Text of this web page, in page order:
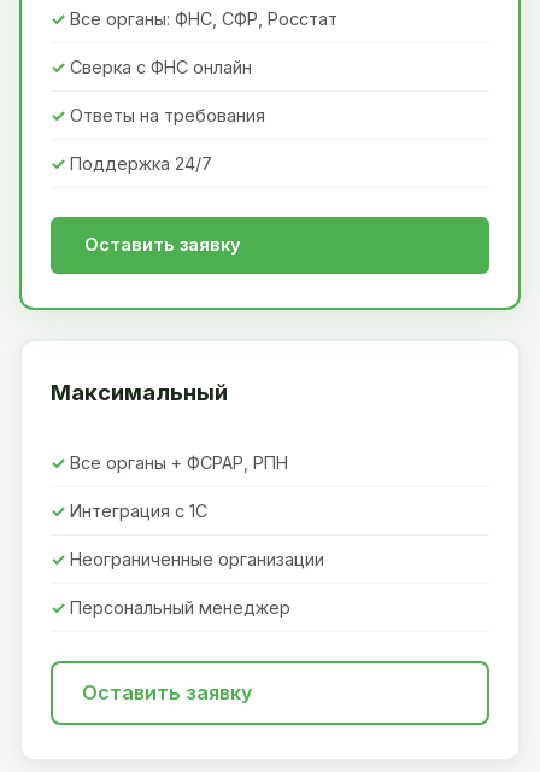
Все органы: ФНС, СФР, Росстат
Сверка с ФНС онлайн
Ответы на требования
Поддержка 24/7
Оставить заявку
Максимальный
Все органы + ФСРАР, РПН
Интеграция с 1С
Неограниченные организации
Персональный менеджер
Оставить заявку